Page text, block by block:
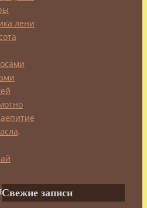
лени
Свежие записи